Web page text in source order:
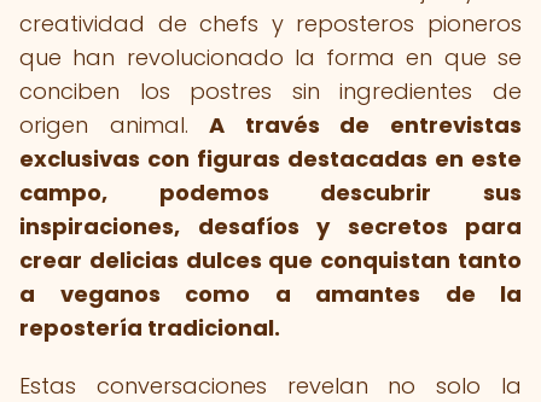
creatividad de chefs y reposteros pioneros
que han revolucionado la forma en que se
conciben los postres sin ingredientes de
origen animal.A través de entrevistas
exclusivas con figuras destacadas en este
campo, podemos descubrir sus
inspiraciones, desafíos y secretos para
crear delicias dulces que conquistan tanto
a veganos como a amantes de la
repostería tradicional.
Estas conversaciones revelan no solo la